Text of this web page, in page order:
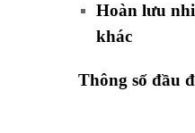
Hoàn lưu
khác
Thông số đầu